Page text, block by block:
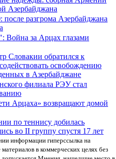
Азербайджана
разгрома Азербайджана
Война за Арцах глазами
Словакии обратился к
освобождению
в Азербайджане
филиала РЭУ стал
Арцаха» возвращают домой
по теннису добилась
во II группу спустя 17 лет
информации гиперссылка на
в коммерческих целях без